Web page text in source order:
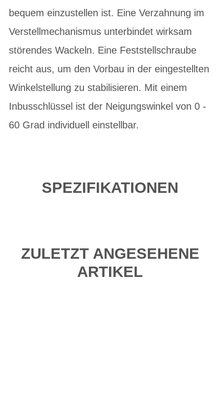
bequem einzustellen ist. Eine Verzahnung im
Verstellmechanismus unterbindet wirksam
störendes Wackeln. Eine Feststellschraube
reicht aus, um den Vorbau in der eingestellten
Winkelstellung zu stabilisieren. Mit einem
Inbusschlüssel ist der Neigungswinkel von 0 -
60 Grad individuell einstellbar.
SPEZIFIKATIONEN
ZULETZT ANGESEHENE
ARTIKEL